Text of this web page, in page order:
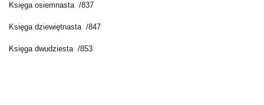
Księga osiemnasta /837
Księga dziewiętnasta /847
Księga dwudziesta /853